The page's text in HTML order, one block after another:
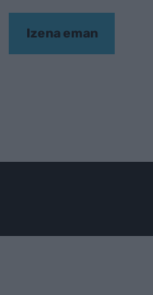
Izena eman